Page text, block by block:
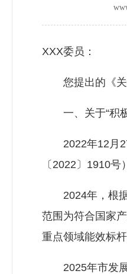
XXX委员：
您提出的《关
一、关于“积极
2022年12月27
〔2022〕1910
2024年，根据
范围为符合国家
重点领域能效标
2025年市发展